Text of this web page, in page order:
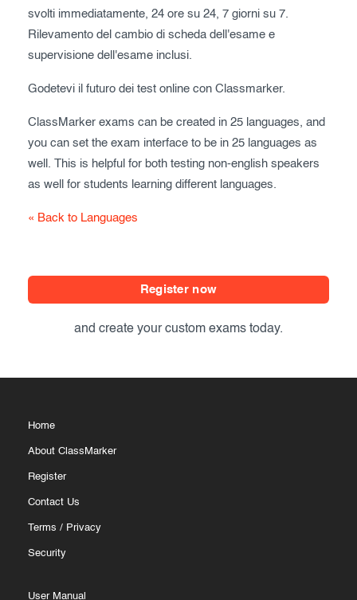
svolti immediatamente, 24 ore su 24, 7 giorni su 7.
Rilevamento del cambio di scheda dell'esame e
supervisione dell'esame inclusi.
Godetevi il futuro dei test online con Classmarker.
ClassMarker exams can be created in 25 languages, and
you can set the exam interface to be in 25 languages as
well. This is helpful for both testing non-english speakers
as well for students learning different languages.
« Back to Languages
Register now
and create your custom exams today.
Home
About ClassMarker
Register
Contact Us
Terms / Privacy
Security
User Manual